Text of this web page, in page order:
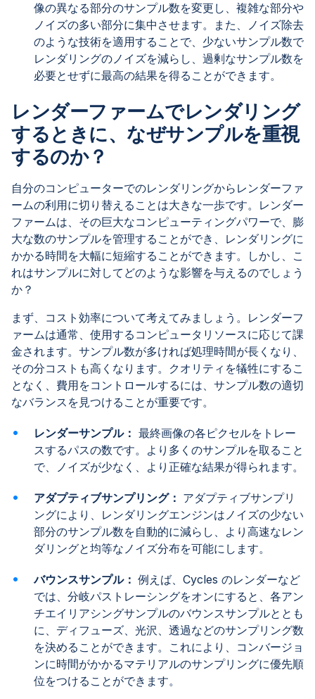
像の異なる部分のサンプル数を変更し、複雑な部分や
ノイズの多い部分に集中させます。また、ノイズ除去
のような技術を適用することで、少ないサンプル数で
レンダリングのノイズを減らし、過剰なサンプル数を
必要とせずに最高の結果を得ることができます。
レンダーファームでレンダリング
するときに、なぜサンプルを重視
するのか？
自分のコンピューターでのレンダリングからレンダーファ
ームの利用に切り替えることは大きな一歩です。レンダー
ファームは、その巨大なコンピューティングパワーで、膨
大な数のサンプルを管理することができ、レンダリングに
かかる時間を大幅に短縮することができます。しかし、こ
れはサンプルに対してどのような影響を与えるのでしょう
か？
まず、コスト効率について考えてみましょう。レンダーフ
ァームは通常、使用するコンピュータリソースに応じて課
金されます。サンプル数が多ければ処理時間が長くなり、
その分コストも高くなります。クオリティを犠牲にするこ
となく、費用をコントロールするには、サンプル数の適切
なバランスを見つけることが重要です。
レンダーサンプル： 最終画像の各ピクセルをトレー
スするパスの数です。より多くのサンプルを取ること
で、ノイズが少なく、より正確な結果が得られます。
アダプティブサンプリング： アダプティブサンプリ
ングにより、レンダリングエンジンはノイズの少ない
部分のサンプル数を自動的に減らし、より高速なレン
ダリングと均等なノイズ分布を可能にします。
バウンスサンプル： 例えば、Cycles のレンダーなど
では、分岐パストレーシングをオンにすると、各アン
チエイリアシングサンプルのバウンスサンプルととも
に、ディフューズ、光沢、透過などのサンプリング数
を決めることができます。これにより、コンバージョ
ンに時間がかかるマテリアルのサンプリングに優先順
位をつけることができます。